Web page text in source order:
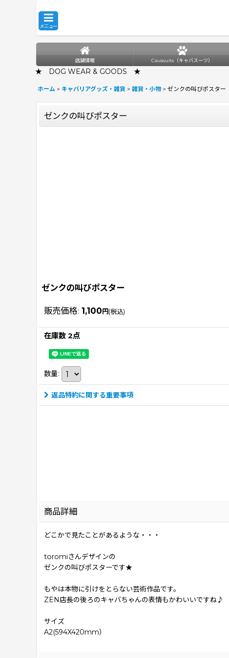
メニュー
店舗情報 Cavasuits（キャバスーツ）
★ DOG WEAR & GOODS ★
ホーム > キャバリアグッズ・雑貨 > 雑貨・小物 > ゼンクの叫びポスター
ゼンクの叫びポスター
ゼンクの叫びポスター
販売価格: 1,100円(税込)
在庫数 2点
数量:
返品特約に関する重要事項
商品詳細
どこかで見たことがあるような・・・
toromiさんデザインの
ゼンクの叫びポスターです★
もやは本物に引けをとらない芸術作品です。
ZEN店長の後ろのキャバちゃんの表情もかわいいですね♪
サイズ
A2(594X420mm）